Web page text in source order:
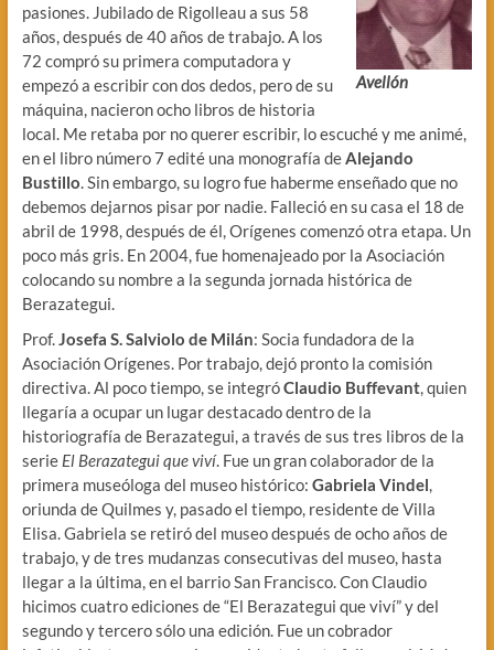
Avellón
pasiones. Jubilado de Rigolleau a sus 58
años, después de 40 años de trabajo. A los
72 compró su primera computadora y
empezó a escribir con dos dedos, pero de su
máquina, nacieron ocho libros de historia
local. Me retaba por no querer escribir, lo escuché y me animé,
en el libro número 7 edité una monografía deAlejando
Bustillo. Sin embargo, su logro fue haberme enseñado que no
debemos dejarnos pisar por nadie. Falleció en su casa el 18 de
abril de 1998, después de él, Orígenes comenzó otra etapa. Un
poco más gris. En 2004, fue homenajeado por la Asociación
colocando su nombre a la segunda jornada histórica de
Berazategui.
Prof.Josefa S. Salviolo de Milán: Socia fundadora de la
Asociación Orígenes. Por trabajo, dejó pronto la comisión
directiva. Al poco tiempo, se integróClaudio Buffevant, quien
llegaría a ocupar un lugar destacado dentro de la
historiografía de Berazategui, a través de sus tres libros de la
serie El Berazategui que viví. Fue un gran colaborador de la
primera museóloga del museo histórico: Gabriela Vindel,
oriunda de Quilmes y, pasado el tiempo, residente de Villa
Elisa. Gabriela se retiró del museo después de ocho años de
trabajo, y de tres mudanzas consecutivas del museo, hasta
llegar a la última, en el barrio San Francisco. Con Claudio
hicimos cuatro ediciones de “El Berazategui que viví” y del
segundo y tercero sólo una edición. Fue un cobrador